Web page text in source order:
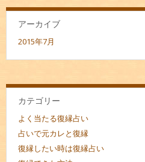
アーカイブ
2015年7月
カテゴリー
よく当たる復縁占い
占いで元カレと復縁
復縁したい時は復縁占い